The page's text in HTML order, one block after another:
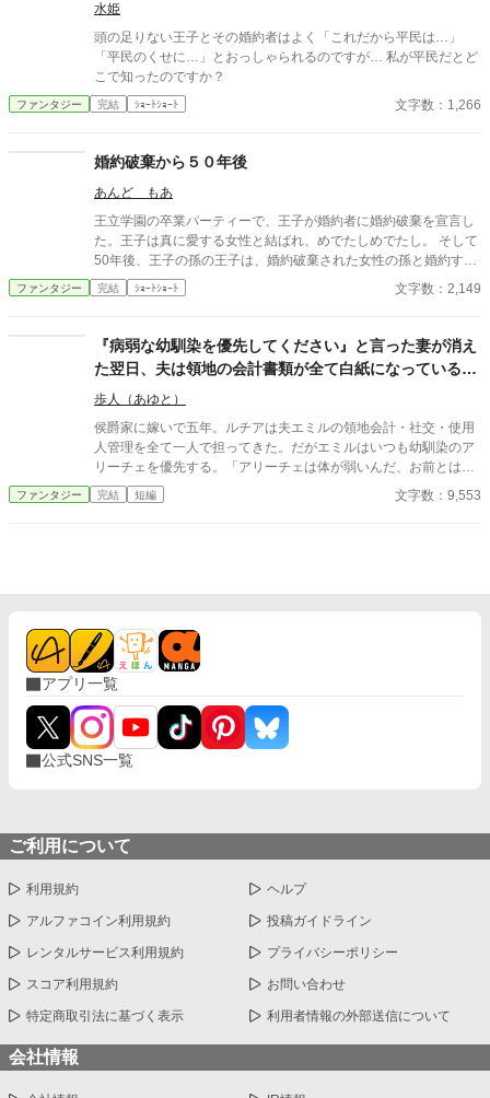
水姫
頭の足りない王子とその婚約者はよく「これだから平民は…」
「平民のくせに…」とおっしゃられるのですが… 私が平民だとど
こで知ったのですか？
ファンタジー 完結 ｼｮｰﾄｼｮｰﾄ 文字数：1,266
婚約破棄から５０年後
あんど もあ
王立学園の卒業パーティーで、王子が婚約者に婚約破棄を宣言し
た。王子は真に愛する女性と結ばれ、めでたしめでたし。 そして
50年後、王子の孫の王子は、婚約破棄された女性の孫と婚約する
事に。そこで明かされた婚約破棄の真実とは。
ファンタジー 完結 ｼｮｰﾄｼｮｰﾄ 文字数：2,149
『病弱な幼馴染を優先してください』と言った妻が消え
た翌日、夫は領地の会計書類が全て白紙になっているこ
とに気づいた
歩人（あゆと）
侯爵家に嫁いで五年。ルチアは夫エミルの領地会計・社交・使用
人管理を全て一人で担ってきた。だがエミルはいつも幼馴染のア
リーチェを優先する。「アリーチェは体が弱いんだ、お前とは違
う」——その言葉を百回聞いた日、ルチアは微笑んで離縁届に署
名した。「ええ、私は丈夫ですから。どうぞ幼馴染様をお大事
ファンタジー 完結 短編 文字数：9,553
アプリ一覧
公式SNS一覧
ご利用について
利用規約 ヘルプ
アルファコイン利用規約 投稿ガイドライン
レンタルサービス利用規約 プライバシーポリシー
スコア利用規約 お問い合わせ
特定商取引法に基づく表示 利用者情報の外部送信について
会社情報